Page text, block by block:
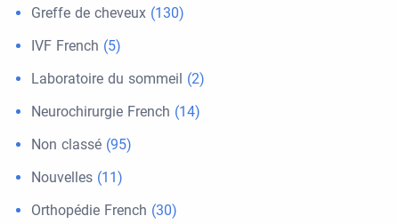
Greffe de cheveux (130)
IVF French (5)
Laboratoire du sommeil (2)
Neurochirurgie French (14)
Non classé (95)
Nouvelles (11)
Orthopédie French (30)